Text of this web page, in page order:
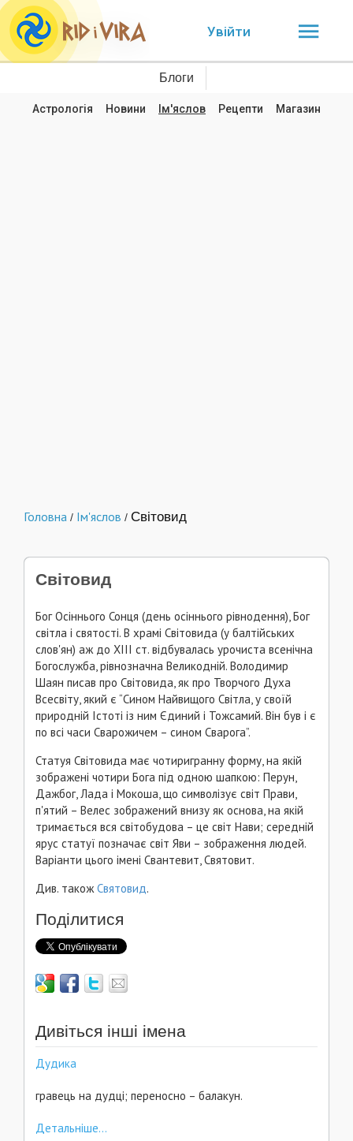
Увійти
Блоги
Астрологія Новини Ім'яслов Рецепти Магазин
Головна / Ім'яслов / Світовид
Світовид
Бог Осіннього Сонця (день осіннього рівнодення), Бог
світла і святості. В храмі Світовида (у балтійських
слов'ян) аж до ХІІІ ст. відбувалась урочиста всенічна
Богослужба, рівнозначна Великодній. Володимир
Шаян писав про Світовида, як про Творчого Духа
Всесвіту, який є “Сином Найвищого Світла, у своїй
природній Істоті із ним Єдиний і Тожсамий. Він був і є
по всі часи Сварожичем – сином Сварога”.
Статуя Світовида має чотиригранну форму, на якій
зображені чотири Бога під одною шапкою: Перун,
Дажбог, Лада і Мокоша, що символізує світ Прави,
п'ятий – Велес зображений внизу як основа, на якій
тримається вся світобудова – це світ Нави; середній
ярус статуї позначає світ Яви – зображення людей.
Варіанти цього імені Свантевит, Святовит.
Див. такожСвятовид.
Поділитися
Дивіться інші імена
Дудика
гравець на дудці; переносно – балакун.
Детальніше...